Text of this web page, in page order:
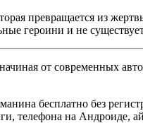
превращается из
героини и не
от современных
бесплатно без
телефона на